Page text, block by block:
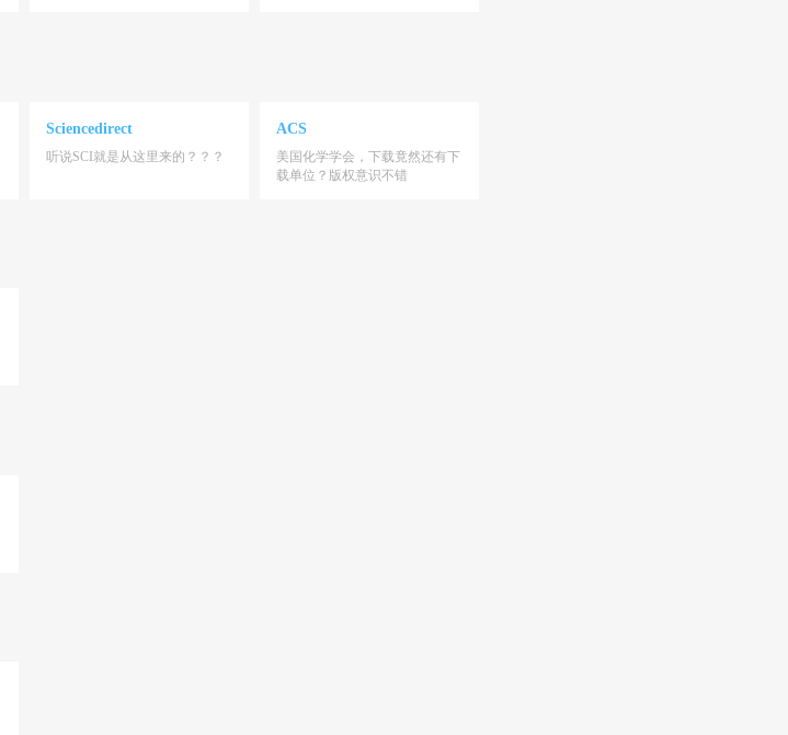
Sciencedirect
听说SCI就是从这里来的？？？
ACS
美国化学学会，下载竟然还有下
载单位？版权意识不错